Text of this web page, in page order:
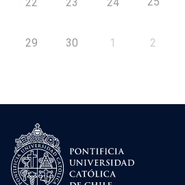
29 30 1 2